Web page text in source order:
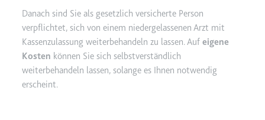
TESTCOOKIESENABLED
Anbieter:
youtube.com
Zweck:
Wird verwendet, um die
Interaktion der Nutzer mit
Danach sind Sie als gesetzlich versicherte Person
verpflichtet, sich von einem niedergelassenen Arzt mit
Kassenzulassung weiterbehandeln zu lassen. Auf eigene
Kosten können Sie sich selbstverständlich
weiterbehandeln lassen, solange es Ihnen notwendig
erscheint.